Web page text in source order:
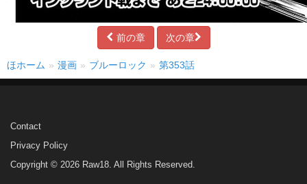
前の章 次の章
ほホーム 漫画 ブルーロック 第353話
Contact
Privacy Policy
Copyright © 2026 Raw18. All Rights Reserved.